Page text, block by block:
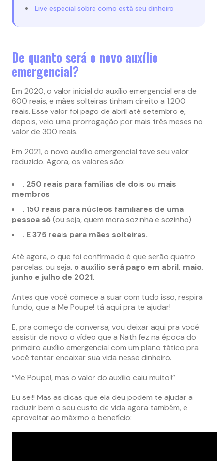
Live especial sobre como está seu dinheiro
De quanto será o novo auxílio
emergencial?
Em 2020, o valor inicial do auxílio emergencial era de
600 reais, e mães solteiras tinham direito a 1.200
reais. Esse valor foi pago de abril até setembro e,
depois, veio uma prorrogação por mais três meses no
valor de 300 reais.
Em 2021, o novo auxílio emergencial teve seu valor
reduzido. Agora, os valores são:
. 250 reais para famílias de dois ou mais
membros
. 150 reais para núcleos familiares de uma
pessoa só (ou seja, quem mora sozinha e sozinho)
. E 375 reais para mães solteiras.
Até agora, o que foi confirmado é que serão quatro
parcelas, ou seja, o auxílio será pago em abril, maio,
junho e julho de 2021.
Antes que você comece a suar com tudo isso, respira
fundo, que a Me Poupe! tá aqui pra te ajudar!
E, pra começo de conversa, vou deixar aqui pra você
assistir de novo o vídeo que a Nath fez na época do
primeiro auxílio emergencial com um plano tático pra
você tentar encaixar sua vida nesse dinheiro.
“Me Poupe!, mas o valor do auxílio caiu muito!!”
Eu sei!! Mas as dicas que ela deu podem te ajudar a
reduzir bem o seu custo de vida agora também, e
aproveitar ao máximo o benefício: